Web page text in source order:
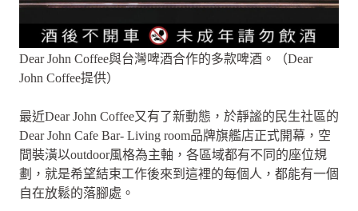
Dear John Coffee與台灣啤酒合作的多款啤酒。（Dear
John Coffee提供）
最近Dear John Coffee又有了新動態，於靜謐的民生社區的
Dear John Cafe Bar- Living room品牌旗艦店正式開幕，空
間裝潢以outdoor風格為主軸，各區域都有不同的座位規
劃，就是希望結束工作後來到這裡的每個人，都能有一個
自在放鬆的落腳處。